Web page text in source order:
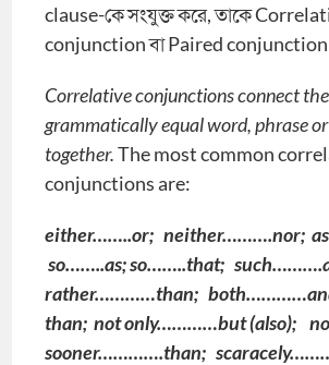
clause-কে সংযুক্ত করে, তাকে
conjunction বা Paired conjunction
Correlative conjunctions connect the
grammatically equal word, phrase
together.The most common
conjunctions are:
either……..or; neither……….nor;
so……..as; so……..that;
rather…………than;
than; not only…………but (also); no
sooner………….than;